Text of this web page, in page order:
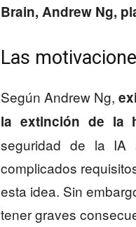
Brain, Andrew Ng,
Las
Según Andrew Ng,
la extinción de la
seguridad de la IA
complicados
esta idea. Sin
tener graves